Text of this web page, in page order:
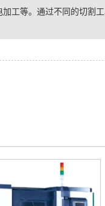
工等。通过不同的切割